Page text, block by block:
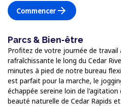
Commencerarrow_forward
Parcs & Bien-être
Profitez de votre journée de travail
rafraîchissante le long du Cedar
minutes à pied de notre bureau
est parfait pour la marche, le
échappée sereine loin de l'agitation
beauté naturelle de Cedar Rapids